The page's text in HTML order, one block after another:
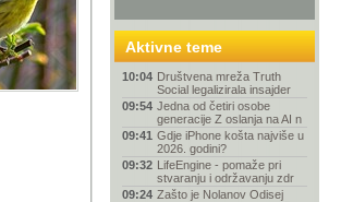
Aktivne teme
10:04 Društvena mreža Truth
Social legalizirala insajder
09:54 Jedna od četiri osobe
generacije Z oslanja na AI n
09:41 Gdje iPhone košta najviše u
2026. godini?
09:32 LifeEngine - pomaže pri
stvaranju i održavanju zdr
09:24 Zašto je Nolanov Odisej